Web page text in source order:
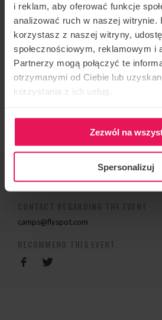
i reklam, aby oferować funkcje
analizować ruch w naszej witrynie.
korzystasz z naszej witryny,
społecznościowym, reklamowym i
Partnerzy mogą połączyć te
otrzymanymi od Ciebie lub
korzystania z ich usług.
Zezwól na
Spersonalizuj
Coach: Radek Meduna
Location: Flyspot Katowice
Date:12-14.05.2023
Camp organised regularly by
Flyspot
camps@flyspot.com